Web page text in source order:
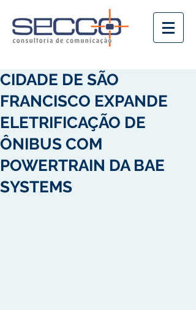
CIDADE DE SÃO
FRANCISCO EXPANDE
ELETRIFICAÇÃO DE
ÔNIBUS COM
POWERTRAIN DA BAE
SYSTEMS